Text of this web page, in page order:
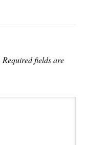
Required fields are